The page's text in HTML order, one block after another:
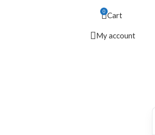
0 Cart
My account